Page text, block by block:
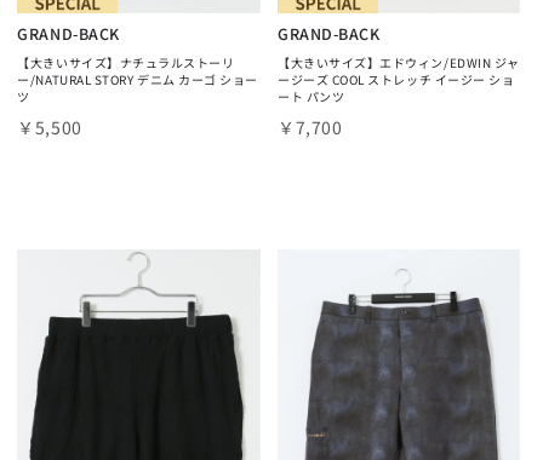
GRAND-BACK
【大きいサイズ】ナチュラルストーリ
ー/NATURAL STORY デニム カーゴ ショー
ツ
￥5,500
GRAND-BACK
【大きいサイズ】エドウィン/EDWIN ジャ
ージーズ COOL ストレッチ イージー ショ
ート パンツ
￥7,700